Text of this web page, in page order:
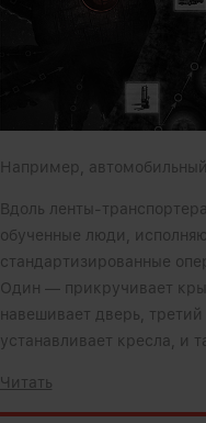
Например, автомобильный.
Вдоль ленты-
обученные люди,
стандартизированные
Один — прикручивает
навешивает дверь, третий
устанавливает кресла, и
Читать